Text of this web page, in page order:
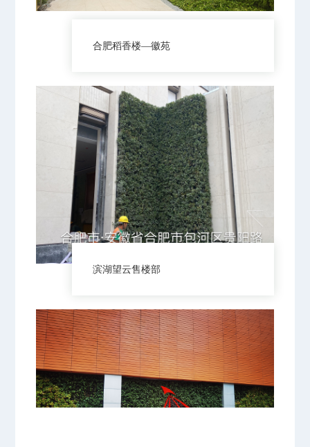
合肥稻香楼—徽苑
滨湖望云售楼部